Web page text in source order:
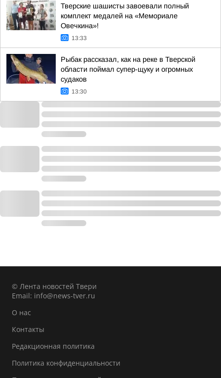
Тверские шашисты завоевали полный
комплект медалей на «Мемориале
Овечкина»!
13:33
Рыбак рассказал, как на реке в Тверской
области поймал супер-щуку и огромных
судаков
13:30
© Лента новостей Твери
Email: info@news-tver.ru
О нас
Контакты
Редакционная политика
Политика конфиденциальности